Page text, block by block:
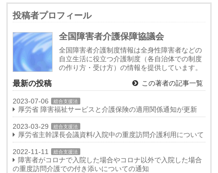
投稿者プロフィール
全国障害者介護保障協議会
全国障害者介護制度情報は全身性障害者などの
自立生活に役立つ介護制度（各自治体での制度
の作り方・受け方）の情報を提供しています。
最新の投稿 この著者の記事一覧
2023-07-06 総合支援法
厚労省 障害福祉サービスと介護保険の適用関係通知が更新
2023-03-29 総合支援法
厚労省主幹課長会議資料/入院中の重度訪問介護利用について
2022-11-11 総合支援法
障害者がコロナで入院した場合やコロナ以外で入院した場合
の重度訪問介護での付き添いについての通知